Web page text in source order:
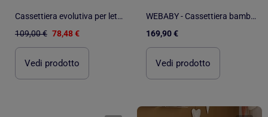
Cassettiera evolutiva per lettino - SAUTHON
109,00 € 78,48 €
Vedi prodotto
WEBABY - Cassettiera bambini 4 cassetti UNO legno - Bianco
169,90 €
Vedi prodotto